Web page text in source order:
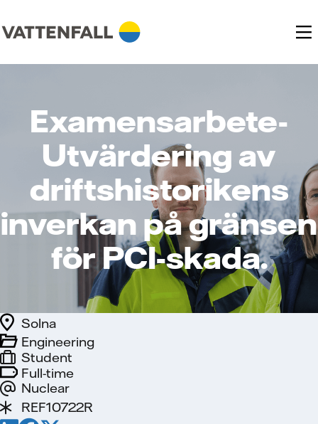
Examensarbete-
Utvärdering av
driftshistorikens
inverkan på gränsen
för PCI-skada.
Full-time
Nuclear
Engineering
Solna
Student
REF10722R